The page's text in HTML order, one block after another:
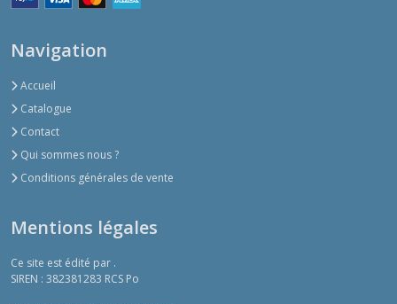
Navigation
Accueil
Catalogue
Contact
Qui sommes nous ?
Conditions générales de vente
Mentions légales
Ce site est édité par .
SIREN : 382381283 RCS Po